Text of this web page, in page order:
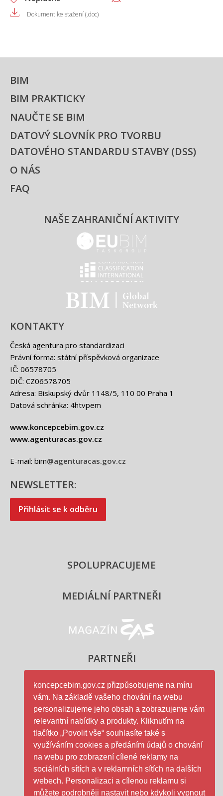
Dokument ke stažení (.doc)
KONTAKTY
Česká agentura pro standardizaci
Právní forma: státní příspěvková organizace
IČ: 06578705
DIČ: CZ06578705
Adresa: Biskupský dvůr 1148/5, 110 00 Praha 1
Datová schránka: 4htvpem
www.koncepcebim.gov.cz
www.agenturacas.gov.cz
E-mail: bim@agenturacas.gov.cz
NEWSLETTER:
Přihlásit se k odběru
BIM
BIM PRAKTICKY
NAUČTE SE BIM
DATOVÝ SLOVNÍK PRO TVORBU
DATOVÉHO STANDARDU STAVBY (DSS)
O NÁS
FAQ
NAŠE ZAHRANIČNÍ AKTIVITY
EUBIM - logo
Classification international -
BIM - logo
SPOLUPRACUJEME
MEDIÁLNÍ PARTNEŘI
Magazín ČAS - logo
PARTNEŘI
Ministerstvo průmyslu a
ČAS - logo
koncepcebim.gov.cz přizpůsobujeme na míru
vám. Na základě vašeho chování na webu
personalizujeme jeho obsah a zobrazujeme vám
relevantní nabídky a produkty. Kliknutím na
tlačítko „Povolit vše“ souhlasíte také s
využíváním cookies a předáním údajů o chování
na webu pro zobrazení cílené reklamy na
sociálních sítích a v reklamních sítích na dalších
webech. Personalizaci a cílenou reklamu si
můžete podrobněji nastavit nebo kdykoli vypnout